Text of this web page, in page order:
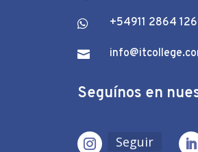
 +54911 2864

Seguínos en
Seguir